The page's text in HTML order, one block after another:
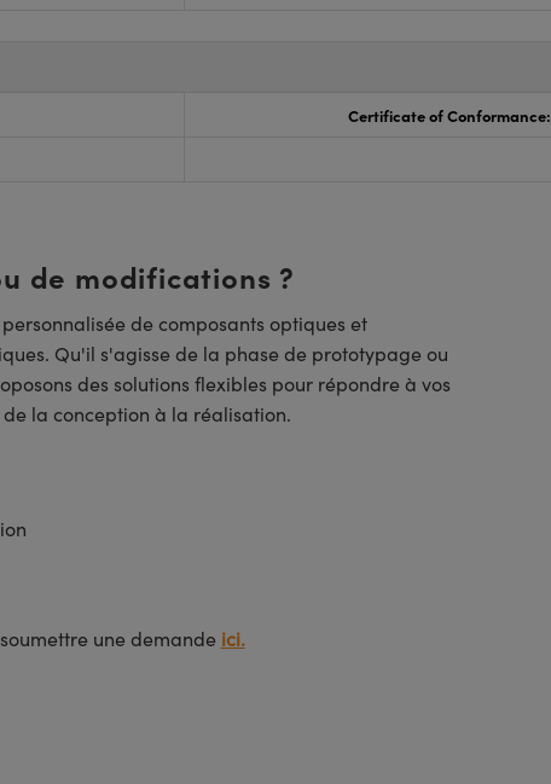
Certificate of Conformance:
de modifications ?
de composants optiques et
Qu'il s'agisse de la phase de prototypage ou
des solutions flexibles pour répondre à vos
la conception à la réalisation.
une demande ici.